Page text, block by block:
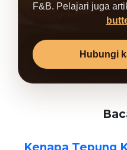
F&B. Pelajari juga
Hubungi
Kenapa Tepung